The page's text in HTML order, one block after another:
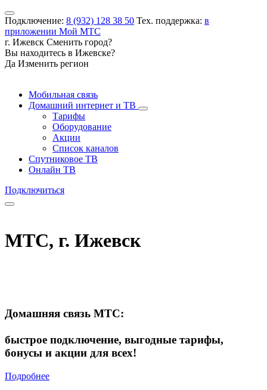
Подключение: 8 (932) 128 38 50 Тех. поддержка: в
приложении Мой МТС
г. Ижевск Сменить город?
Вы находитесь в Ижевске?
Да Изменить регион
Мобильная связь
Домашний интернет и ТВ
Тарифы
Оборудование
Акции
Список каналов
Спутниковое ТВ
Онлайн ТВ
Подключиться
МТС, г. Ижевск
Домашняя связь МТС:
быстрое подключение, выгодные тарифы,
бонусы и акции для всех!
Подробнее